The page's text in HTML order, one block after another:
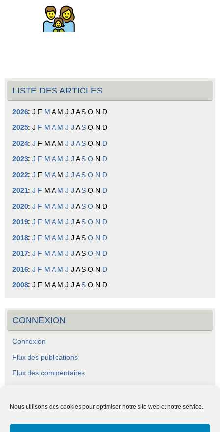
Nous utilisons des cookies pour optimiser notre site web et notre service.
LISTE DES ARTICLES
2026: J F M A M J J A S O N D
2025: J F M A M J J A S O N D
2024: J F M A M J J A S O N D
2023: J F M A M J J A S O N D
2022: J F M A M J J A S O N D
2021: J F M A M J J A S O N D
2020: J F M A M J J A S O N D
2019: J F M A M J J A S O N D
2018: J F M A M J J A S O N D
2017: J F M A M J J A S O N D
2016: J F M A M J J A S O N D
2008: J F M A M J J A S O N D
CONNEXION
Connexion
Flux des publications
Flux des commentaires